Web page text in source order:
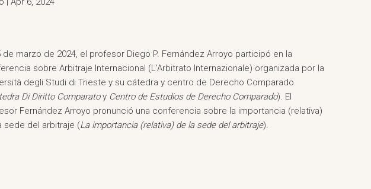
de marzo de 2024, el profesor Diego P. Fernández Arroyo participó en la
sobre Arbitraje Internacional (L'Arbitrato Internazionale) organizada por la
degli Studi di Trieste y su cátedra y centro de Derecho Comparado
Di Diritto Comparatoy Centro de Estudios de Derecho Comparado). El
Fernández Arroyo pronunció una conferencia sobre la importancia (relativa)
sede del arbitraje (La importancia (relativa) de la sede del arbitraje).